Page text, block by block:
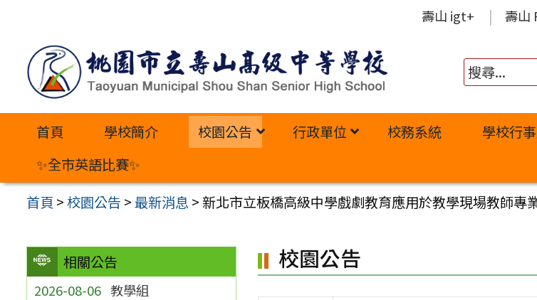
內
壽山 igt+ 壽山
首頁 學校簡介 校園公告 行政單位 校務系統 學校行
✨全市英語比賽✨
首頁 >校園公告 >最新消息 > 新北市立板橋高級中學戲劇教育應用於教學現場教師
相關公告
2026-08-06 教學組
校園公告